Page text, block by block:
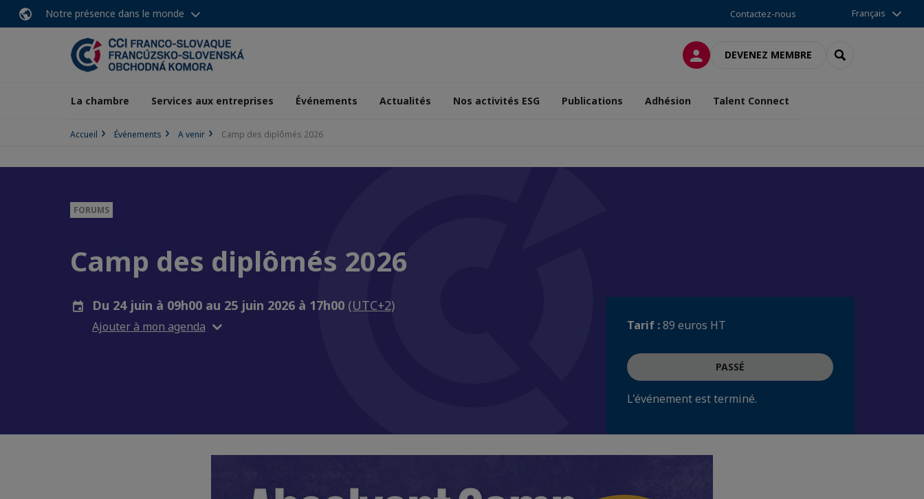
Notre présence dans le monde Contactez-nous Français
CONNEXIONDEVENEZ MEMBRE RECHERCHER
La chambre Services aux entreprises Événements Actualités Nos activités ESG Publications Adhésion Talent Connect
Accueil Événements A venir Camp des diplômés 2026
FORUMS
Camp des diplômés 2026
Du 24 juin à 09h00 au 25 juin 2026 à 17h00 (UTC+2)
Ajouter à mon agenda Tarif :89 euros HT
PASSÉ
L'événement est terminé.